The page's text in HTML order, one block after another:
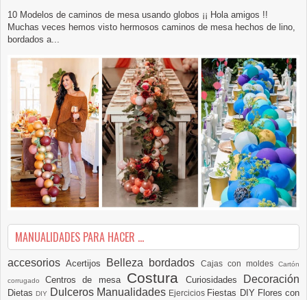
10 Modelos de caminos de mesa usando globos ¡¡ Hola amigos !!
Muchas veces hemos visto hermosos caminos de mesa hechos de lino,
bordados a...
MANUALIDADES PARA HACER ...
accesoriosAcertijos Belleza bordados Cajas con moldesCartón
corrugadoCentros de mesa Costura Curiosidades Decoración
DietasDIY Dulceros Manualidades Ejercicios Fiestas DIY Flores con